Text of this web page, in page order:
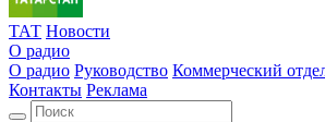
ТАТ Новости
О радио
О радио Руководство Коммерческий
Контакты Реклама